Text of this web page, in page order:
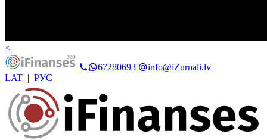
<
67280693
info@iZurnali.lv
LAT | РУС